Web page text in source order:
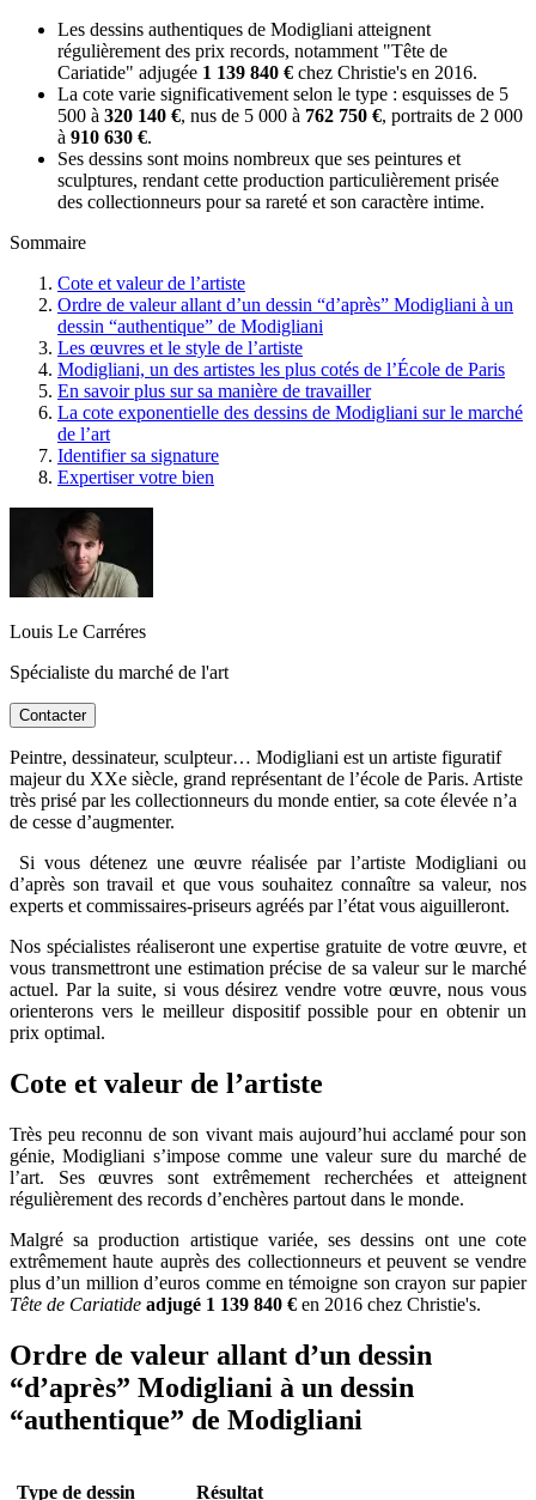
Les dessins authentiques de Modigliani atteignent
régulièrement des prix records, notamment "Tête de
Cariatide" adjugée 1 139 840 € chez Christie's en 2016.
La cote varie significativement selon le type : esquisses de 5
500 à 320 140 €, nus de 5 000 à 762 750 €, portraits de 2 000
à 910 630 €.
Ses dessins sont moins nombreux que ses peintures et
sculptures, rendant cette production particulièrement prisée
des collectionneurs pour sa rareté et son caractère intime.
Sommaire
Cote et valeur de l’artiste
Ordre de valeur allant d’un dessin “d’après” Modigliani à un
dessin “authentique” de Modigliani
Les œuvres et le style de l’artiste
Modigliani, un des artistes les plus cotés de l’École de Paris
En savoir plus sur sa manière de travailler
La cote exponentielle des dessins de Modigliani sur le marché
de l’art
Identifier sa signature
Expertiser votre bien
Louis Le Carréres
Spécialiste du marché de l'art
Contacter
Peintre, dessinateur, sculpteur… Modigliani est un artiste figuratif
majeur du XXe siècle, grand représentant de l’école de Paris. Artiste
très prisé par les collectionneurs du monde entier, sa cote élevée n’a
de cesse d’augmenter.
Si vous détenez une œuvre réalisée par l’artiste Modigliani ou
d’après son travail et que vous souhaitez connaître sa valeur, nos
experts et commissaires-priseurs agréés par l’état vous aiguilleront.
Nos spécialistes réaliseront une expertise gratuite de votre œuvre, et
vous transmettront une estimation précise de sa valeur sur le marché
actuel. Par la suite, si vous désirez vendre votre œuvre, nous vous
orienterons vers le meilleur dispositif possible pour en obtenir un
prix optimal.
Cote et valeur de l’artiste
Très peu reconnu de son vivant mais aujourd’hui acclamé pour son
génie, Modigliani s’impose comme une valeur sure du marché de
l’art. Ses œuvres sont extrêmement recherchées et atteignent
régulièrement des records d’enchères partout dans le monde.
Malgré sa production artistique variée, ses dessins ont une cote
extrêmement haute auprès des collectionneurs et peuvent se vendre
plus d’un million d’euros comme en témoigne son crayon sur papier
Tête de Cariatide adjugé 1 139 840 € en 2016 chez Christie's.
Ordre de valeur allant d’un dessin
“d’après” Modigliani à un dessin
“authentique” de Modigliani
Type de dessin Résultat